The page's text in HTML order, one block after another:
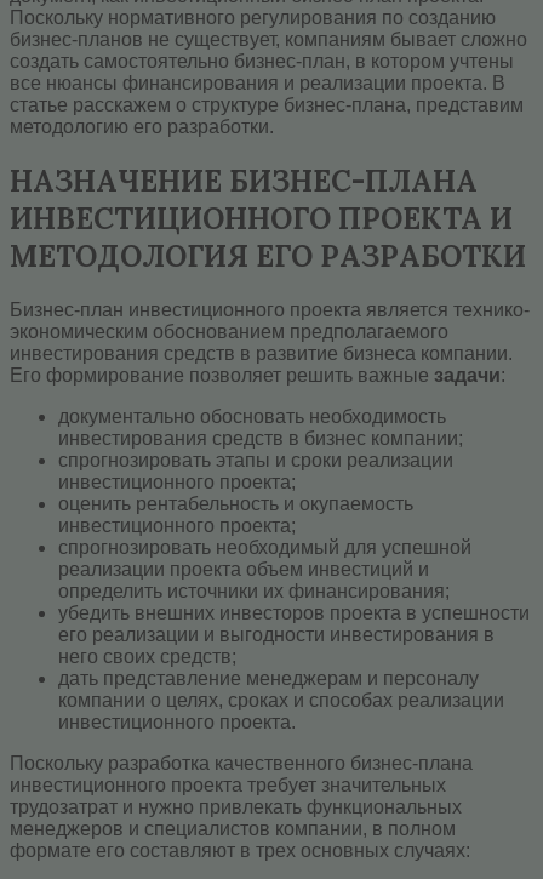
Поскольку нормативного регулирования по созданию
бизнес-планов не существует, компаниям бывает сложно
создать самостоятельно бизнес-план, в котором учтены
все нюансы финансирования и реализации проекта. В
статье расскажем о структуре бизнес-плана, представим
методологию его разработки.
НАЗНАЧЕНИЕ БИЗНЕС-ПЛАНА
ИНВЕСТИЦИОННОГО ПРОЕКТА И
МЕТОДОЛОГИЯ ЕГО РАЗРАБОТКИ
Бизнес-план инвестиционного проекта является технико-
экономическим обоснованием предполагаемого
инвестирования средств в развитие бизнеса компании.
Его формирование позволяет решить важные задачи:
документально обосновать необходимость
инвестирования средств в бизнес компании;
спрогнозировать этапы и сроки реализации
инвестиционного проекта;
оценить рентабельность и окупаемость
инвестиционного проекта;
спрогнозировать необходимый для успешной
реализации проекта объем инвестиций и
определить источники их финансирования;
убедить внешних инвесторов проекта в успешности
его реализации и выгодности инвестирования в
него своих средств;
дать представление менеджерам и персоналу
компании о целях, сроках и способах реализации
инвестиционного проекта.
Поскольку разработка качественного бизнес-плана
инвестиционного проекта требует значительных
трудозатрат и нужно привлекать функциональных
менеджеров и специалистов компании, в полном
формате его составляют в трех основных случаях: